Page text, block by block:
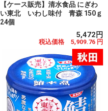
【ケース販売】清水食品 にぎわ
い東北 いわし味付 青森 150ｇ
24個
5,472円
税込価格 5,909.76 円